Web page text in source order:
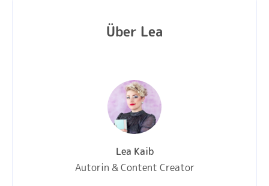
Lea Kaib
Autorin & Content Creator
Über Lea